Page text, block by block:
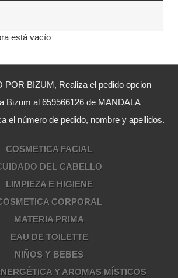
está vacío
POR BIZUM, Realiza el pedido opcion
Bizum al 659566126 de MANDALA
el número de pedido, nombre y apellidos.
COSMETICA FACIAL
DEL CABELLO
LIMPIEZA E HIGIENE
CORPORAL
MATERIA PRIMA
EAU DE TOILETTE
NIÑOS Y BEBES
Y AROMAS MÍSTICOS